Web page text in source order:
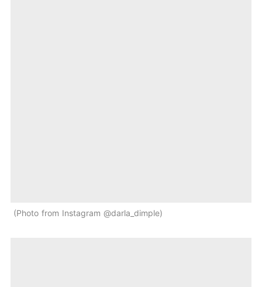
Photo from Instagram @darla_dimple